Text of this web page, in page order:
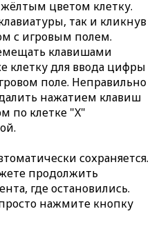
цветом клетку.
так и кликнув
с игровым полем.
клавишами
клетку для ввода цифры
поле. Неправильно
нажатием клавиш
по клетке "X"
сохраняется.
продолжить
где остановились.
нажмите кнопку